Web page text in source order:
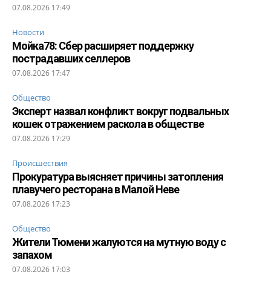
07.08.2026 17:49
Новости
Мойка78: Сбер расширяет поддержку
пострадавших селлеров
07.08.2026 17:47
Общество
Эксперт назвал конфликт вокруг подвальных
кошек отражением раскола в обществе
07.08.2026 17:29
Происшествия
Прокуратура выясняет причины затопления
плавучего ресторана в Малой Неве
07.08.2026 17:23
Общество
Жители Тюмени жалуются на мутную воду с
запахом
07.08.2026 17:03